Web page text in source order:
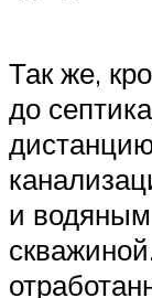
Так же,
до
и